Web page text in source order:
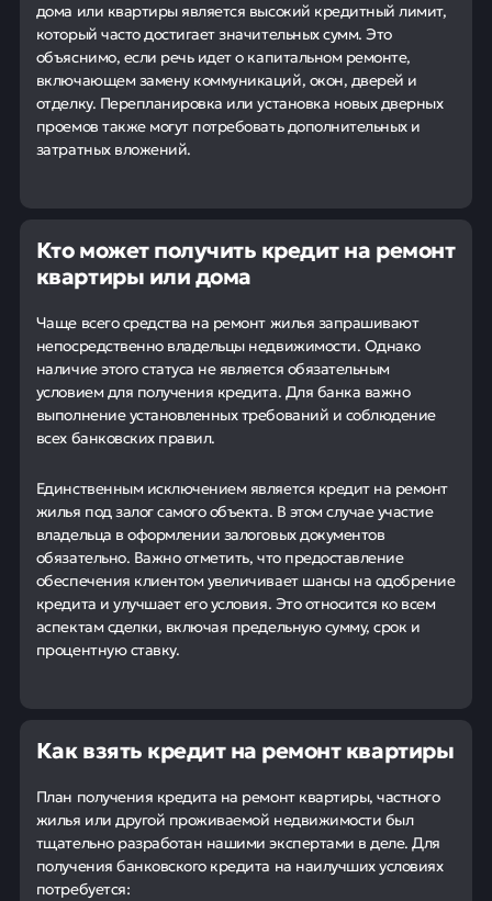
дома или квартиры является высокий кредитный лимит,
который часто достигает значительных сумм. Это
объяснимо, если речь идет о капитальном ремонте,
включающем замену коммуникаций, окон, дверей и
отделку. Перепланировка или установка новых дверных
проемов также могут потребовать дополнительных и
затратных вложений.
Кто может получить кредит на ремонт
квартиры или дома
Чаще всего средства на ремонт жилья запрашивают
непосредственно владельцы недвижимости. Однако
наличие этого статуса не является обязательным
условием для получения кредита. Для банка важно
выполнение установленных требований и соблюдение
всех банковских правил.
Единственным исключением является кредит на ремонт
жилья под залог самого объекта. В этом случае участие
владельца в оформлении залоговых документов
обязательно. Важно отметить, что предоставление
обеспечения клиентом увеличивает шансы на одобрение
кредита и улучшает его условия. Это относится ко всем
аспектам сделки, включая предельную сумму, срок и
процентную ставку.
Как взять кредит на ремонт квартиры
План получения кредита на ремонт квартиры, частного
жилья или другой проживаемой недвижимости был
тщательно разработан нашими экспертами в деле. Для
получения банковского кредита на наилучших условиях
потребуется: